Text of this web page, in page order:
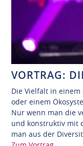
VORTRAG:
Die Vielfalt in
oder einem
Nur wenn man die
und konstruktiv mit
man aus der